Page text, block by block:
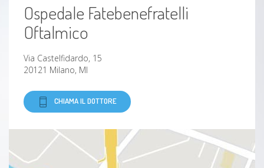
Ospedale Fatebenefratelli
Oftalmico
Via Castelfidardo, 15
20121 Milano, MI
CHIAMA IL DOTTORE